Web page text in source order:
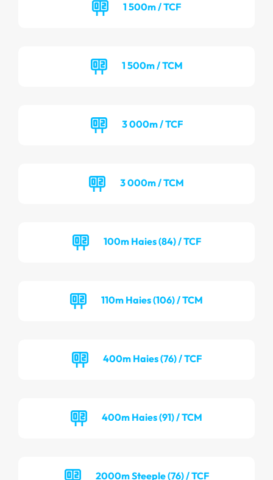
1 500m / TCF
1 500m / TCM
3 000m / TCF
3 000m / TCM
100m Haies (84) / TCF
110m Haies (106) / TCM
400m Haies (76) / TCF
400m Haies (91) / TCM
2000m Steeple (76) / TCF